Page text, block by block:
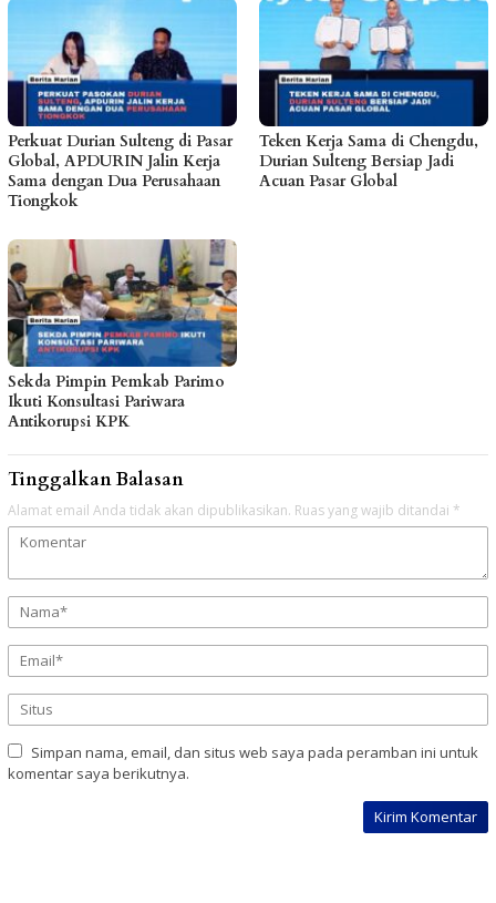
Perkuat Durian Sulteng di Pasar
Global, APDURIN Jalin Kerja
Sama dengan Dua Perusahaan
Tiongkok
Teken Kerja Sama di Chengdu,
Durian Sulteng Bersiap Jadi
Acuan Pasar Global
Sekda Pimpin Pemkab Parimo
Ikuti Konsultasi Pariwara
Antikorupsi KPK
Tinggalkan Balasan
Alamat email Anda tidak akan dipublikasikan. Ruas yang wajib ditandai *
Simpan nama, email, dan situs web saya pada peramban ini untuk
komentar saya berikutnya.